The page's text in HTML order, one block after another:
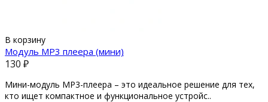
В корзину
Модуль MP3 плеера (мини)
130 ₽
Мини-модуль MP3-плеера – это идеальное решение для тех,
кто ищет компактное и функциональное устройс..